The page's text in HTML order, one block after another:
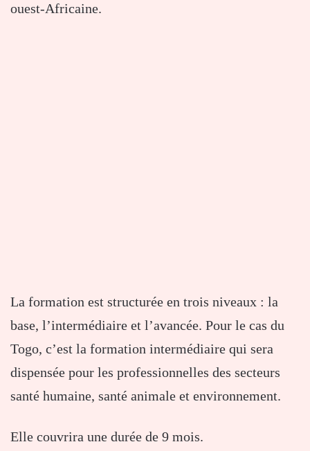
ouest-Africaine.
La formation est structurée en trois niveaux : la
base, l’intermédiaire et l’avancée. Pour le cas du
Togo, c’est la formation intermédiaire qui sera
dispensée pour les professionnelles des secteurs
santé humaine, santé animale et environnement.
Elle couvrira une durée de 9 mois.